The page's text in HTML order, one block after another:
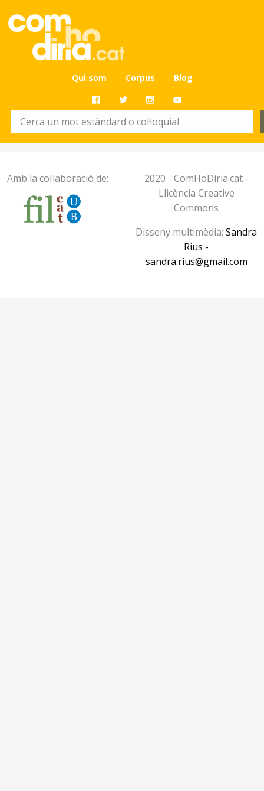
Qui som Corpus Blog
Amb la col·laboració de:
2020 - ComHoDiria.cat -
Llicència Creative
Commons
Disseny multimèdia: Sandra
Rius -
sandra.rius@gmail.com